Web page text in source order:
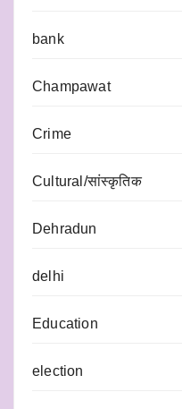
bank
Champawat
Crime
Cultural/सांस्कृतिक
Dehradun
delhi
Education
election